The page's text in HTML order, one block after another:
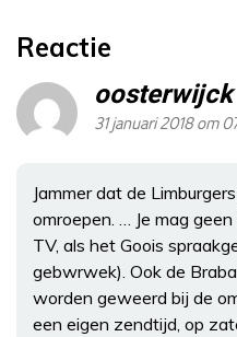
Reactie
oosterwijck
31 januari 2018 om
Jammer dat de
omroepen. … Je mag
TV, als het Goois
gebwrwek). Ook de
worden geweerd bij de
een eigen zendtijd, op